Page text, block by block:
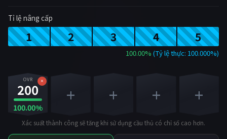
Tỉ lệ nâng cấp
1 2 3 4 5
100.00% (Tỷ lệ thực: 100.000%)
OVR
200
100.00%
×
+ + + +
Xác suất thành công sẽ tăng khi sử dụng cầu thủ có chỉ số cao hơn.